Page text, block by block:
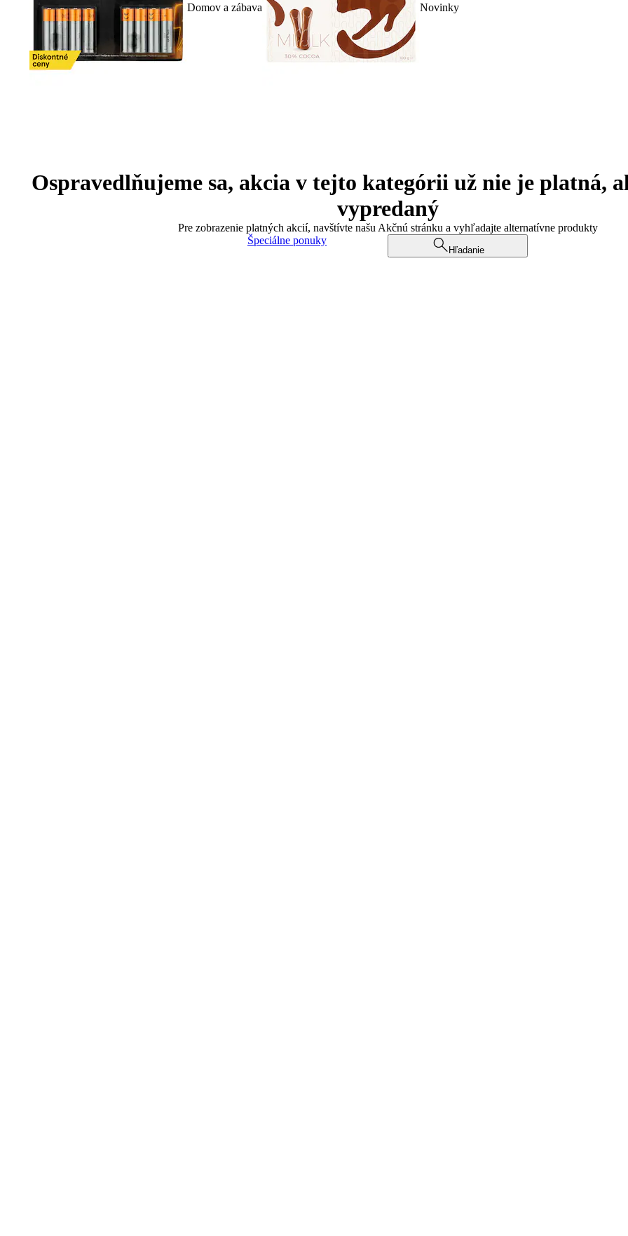
Domov a zábava Novinky
Ospravedlňujeme sa, akcia v tejto kategórii už nie je platná,
vypredaný
Pre zobrazenie platných akcií, navštívte našu Akčnú stránku a vyhľadajte alternatívne produkty
Špeciálne ponuky
Hľadanie